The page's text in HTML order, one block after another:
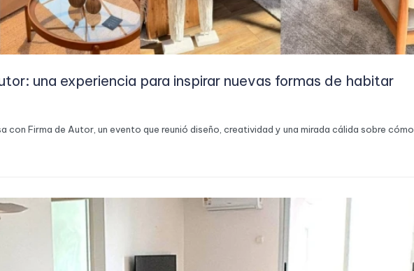
una experiencia para inspirar nuevas formas de habitar
con Firma de Autor, un evento que reunió diseño, creatividad y una mirada cálida sobre cómo